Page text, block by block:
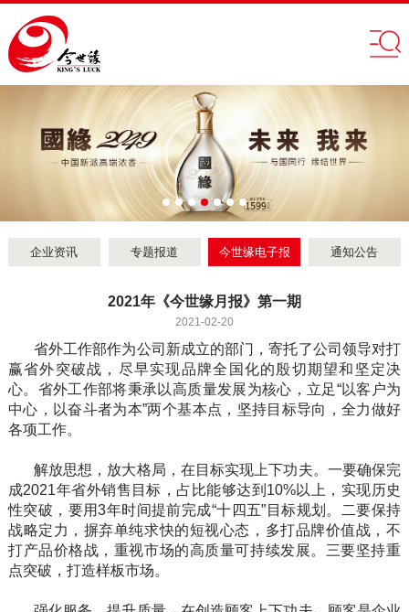
企业资讯 专题报道 今世缘电子报 通知公告
2021年《今世缘月报》第一期
2021-02-20
省外工作部作为公司新成立的部门，寄托了公司领导对打
赢省外突破战，尽早实现品牌全国化的殷切期望和坚定决
心。省外工作部将秉承以高质量发展为核心，立足“以客户为
中心，以奋斗者为本”两个基本点，坚持目标导向，全力做好
各项工作。
解放思想，放大格局，在目标实现上下功夫。一要确保完
成2021年省外销售目标，占比能够达到10%以上，实现历史
性突破，要用3年时间提前完成“十四五”目标规划。二要保持
战略定力，摒弃单纯求快的短视心态，多打品牌价值战，不
打产品价格战，重视市场的高质量可持续发展。三要坚持重
点突破，打造样板市场。